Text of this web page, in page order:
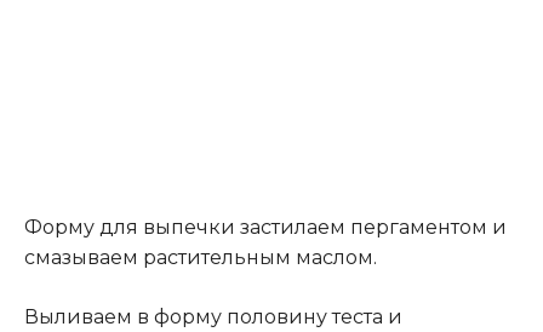
Форму для выпечки застилаем пергаментом и
смазываем растительным маслом.
Выливаем в форму половину теста и